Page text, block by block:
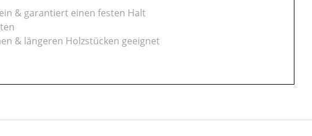
& garantiert einen festen Halt
& längeren Holzstücken geeignet